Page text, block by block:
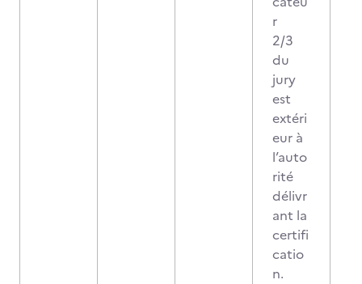
r
2/3
du
jury
est
extéri
eur à
l’auto
rité
délivr
ant la
certifi
catio
n.